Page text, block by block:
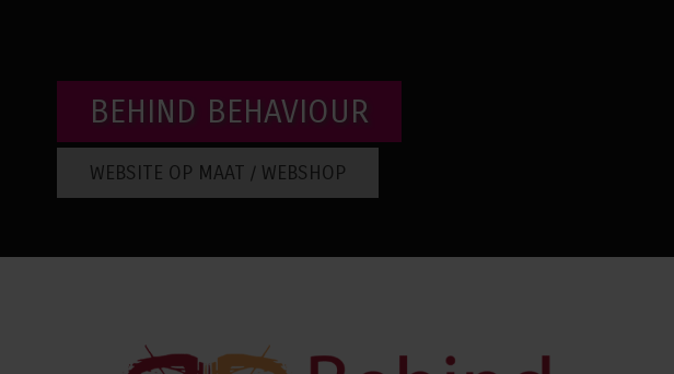
BEHIND BEHAVIOUR
WEBSITE OP MAAT / WEBSHOP